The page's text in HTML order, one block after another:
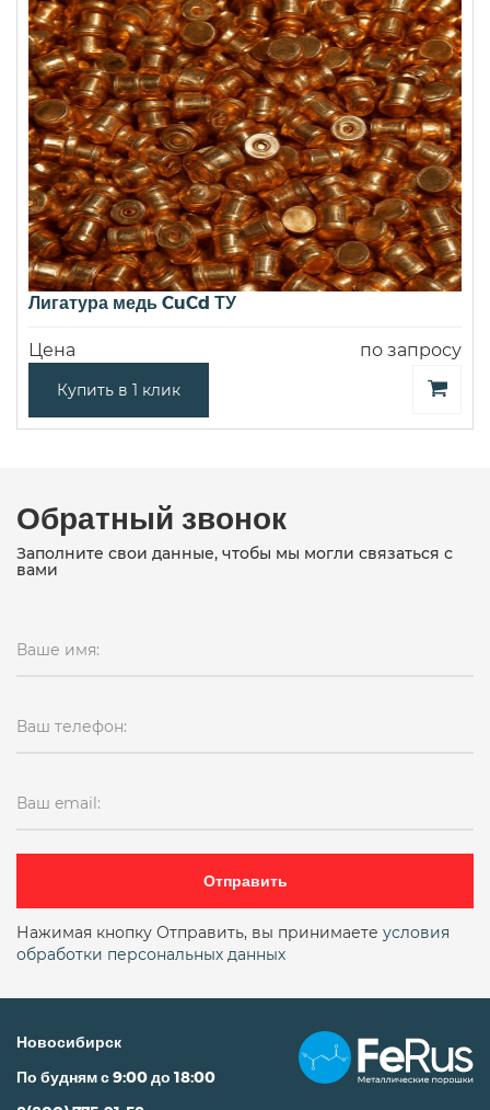
Лигатура медь CuCd ТУ
Цена по запросу
Купить в 1 клик
Обратный звонок
Заполните свои данные, чтобы мы могли связаться с
вами
Ваше имя:
Ваш телефон:
Ваш email:
Отправить
Нажимая кнопку Отправить, вы принимаете условия
обработки персональных данных
Новосибирск
По будням с 9:00 до 18:00